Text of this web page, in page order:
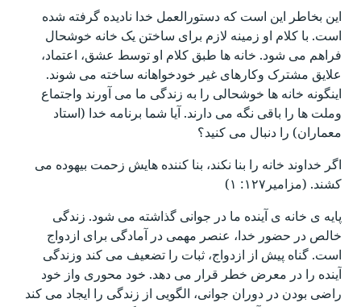
این بخاطر این است که دستورالعمل خدا نادیده گرفته شده
است. با کلام او زمینه لازم برای ساختن یک خانه خوشحال
فراهم می شود. خانه ها طبق کلام او توسط عشق، اعتماد،
علایق مشترک وکارهای غیر خودخواهانه ساخته می شوند.
اینگونه خانه ها خوشحالی را به زندگی ما می آورند واجتماع
وملت ها را باقی نگه می دارند. آیا شما برنامه خدا (استاد
معماران) را دنبال می کنید؟
اگر خداوند خانه را بنا نکند، بنا کننده هایش زحمت بیهوده می
کشند. (مزامیر۱۲۷: ۱)
پایه ی خانه ی آینده ما در جوانی گذاشته می شود. زندگی
خالص در حضور خدا، عنصر مهمی در آمادگی برای ازدواج
است. گناه پیش از ازدواج، ثبات را تضعیف می کند وزندگی
آینده را در معرض خطر قرار می دهد. خود محوری واز خود
راضی بودن در دوران جوانی، الگویی از زندگی را ایجاد می کند